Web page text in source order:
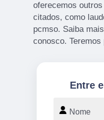
oferecemos
citados, como
pcmso. Saiba
conosco.
Entre